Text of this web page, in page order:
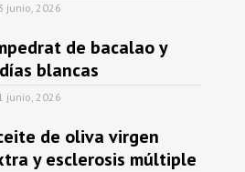
junio, 2026
de bacalao y
blancas
junio, 2026
de oliva virgen
y esclerosis múltiple